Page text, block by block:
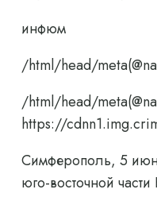
инфюм
/html/head/
/html/head/
https://
Симферополь, 5
юго-восточной